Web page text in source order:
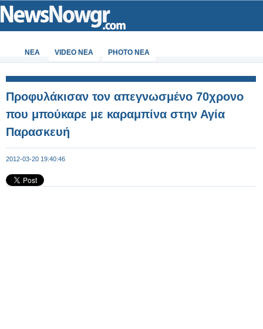
ΝΕΑ VIDEO NEA PHOTO NEA
Προφυλάκισαν τον απεγνωσμένο 70χρονο
που μπούκαρε με καραμπίνα στην Αγία
Παρασκευή
2012-03-20 19:40:46